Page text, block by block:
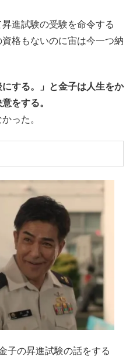
進試験の受験を命令する
格もないのに宙は今一つ納
にする。」と金子は人生をか
をする。
った。
子の昇進試験の話をする